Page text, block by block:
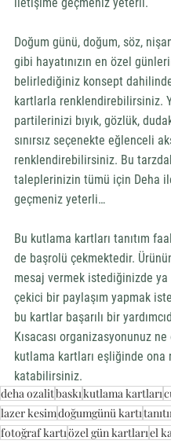
Doğum günü, doğum, söz,
gibi hayatınızın en özel
belirlediğiniz konsept
kartlarla renklendirebilirsiniz.
partilerinizi bıyık, gözlük,
sınırsız seçenekte eğlenceli
renklendirebilirsiniz. Bu
taleplerinizin tümü için Deha
geçmeniz yeterli…
Bu kutlama kartları tanıtım
de başrolü çekmektedir.
mesaj vermek istediğinizde ya
çekici bir paylaşım yapmak
bu kartlar başarılı bir
Kısacası organizasyonunuz
kutlama kartları eşliğinde ona
katabilirsiniz.
deha ozalitbaskıkutlama kartları
lazer kesimdoğumgünü kartı
fotoğraf kartıözel gün kartlarıel